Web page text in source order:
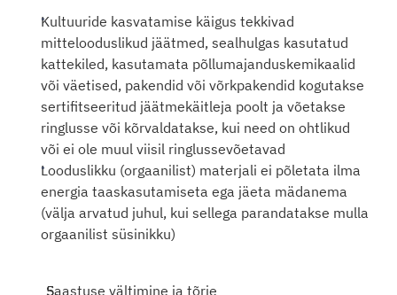
Kultuuride kasvatamise käigus tekkivad
mittelooduslikud jäätmed, sealhulgas kasutatud
kattekiled, kasutamata põllumajanduskemikaalid
või väetised, pakendid või võrkpakendid kogutakse
sertifitseeritud jäätmekäitleja poolt ja võetakse
ringlusse või kõrvaldatakse, kui need on ohtlikud
või ei ole muul viisil ringlussevõetavad
Looduslikku (orgaanilist) materjali ei põletata ilma
energia taaskasutamiseta ega jäeta mädanema
(välja arvatud juhul, kui sellega parandatakse mulla
orgaanilist süsinikku)
Saastuse vältimine ja tõrje